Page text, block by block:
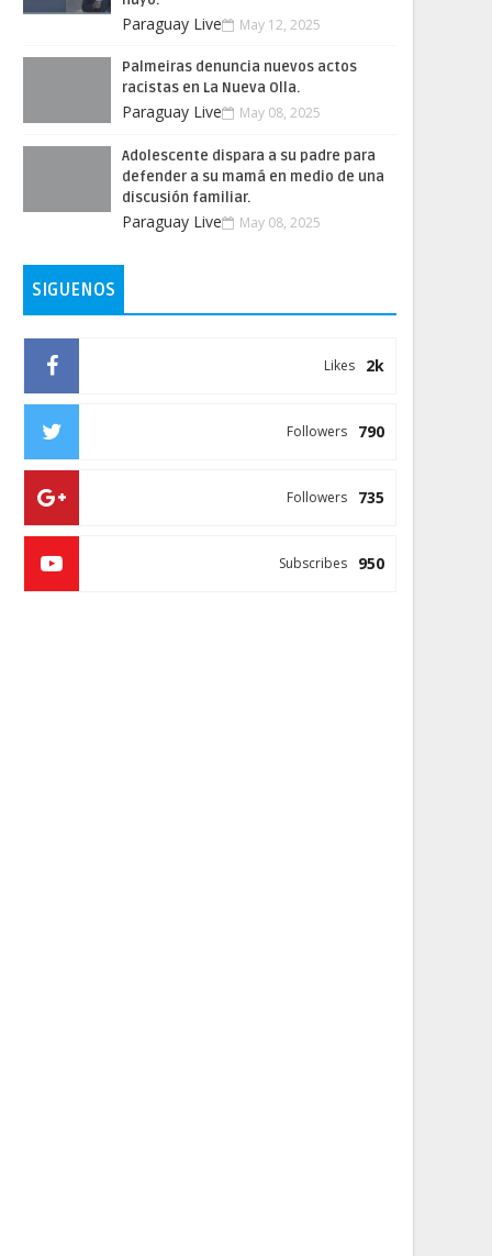
Paraguay Live May 12, 2025
Palmeiras denuncia nuevos actos
racistas en La Nueva Olla.
Paraguay Live May 08, 2025
Adolescente dispara a su padre para
defender a su mamá en medio de una
discusión familiar.
Paraguay Live May 08, 2025
SIGUENOS
2k
Likes
790
Followers
735
Followers
950
Subscribes